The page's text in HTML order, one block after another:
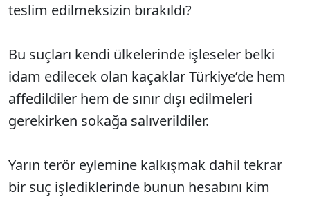
teslim edilmeksizin bırakıldı?
Bu suçları kendi ülkelerinde işleseler belki
idam edilecek olan kaçaklar Türkiye’de hem
affedildiler hem de sınır dışı edilmeleri
gerekirken sokağa salıverildiler.
Yarın terör eylemine kalkışmak dahil tekrar
bir suç işlediklerinde bunun hesabını kim